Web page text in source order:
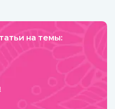
модного, стильного и
тату хной, вы можете узнать
на темы: